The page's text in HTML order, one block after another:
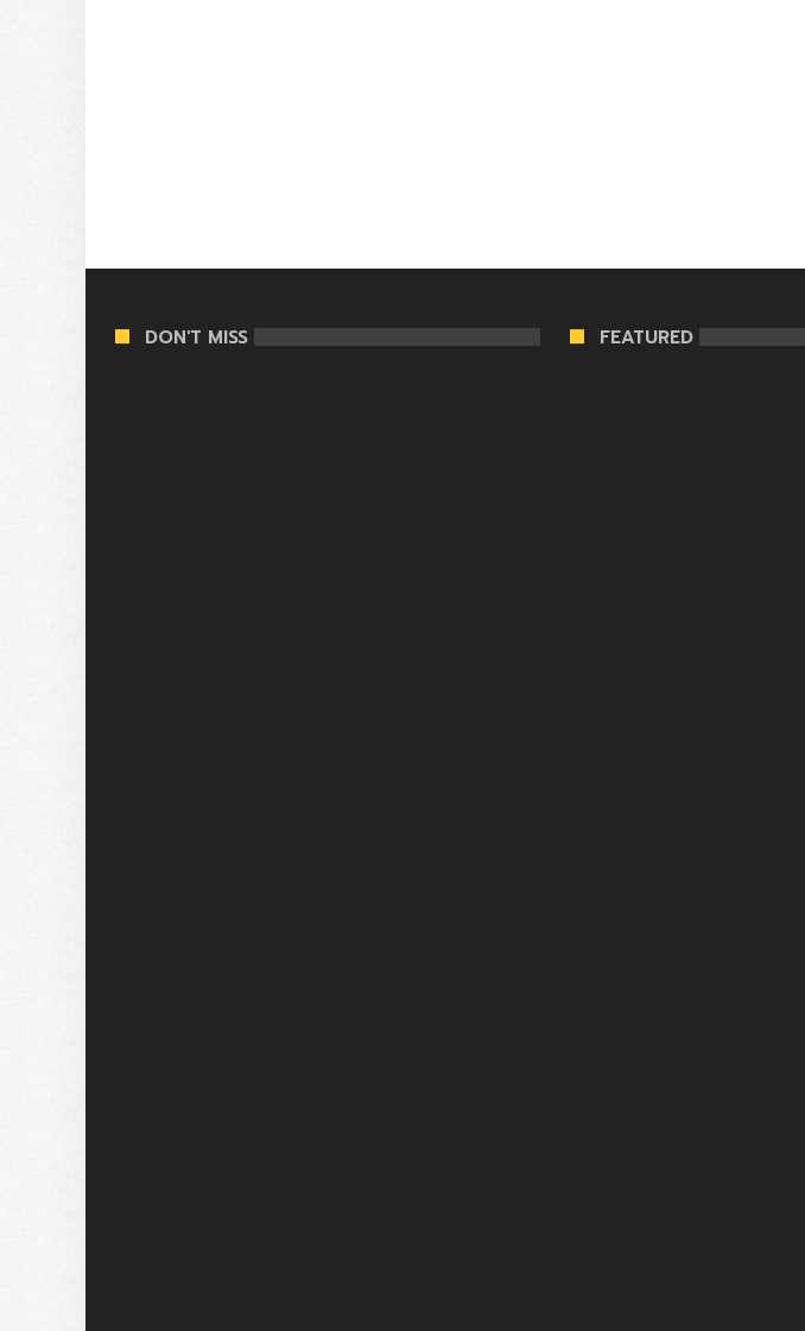
DON'T MISS FEATURED